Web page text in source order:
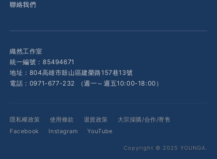
聯絡我們
織然工作室
統一編號：85494671
地址：804高雄市鼓山區建榮路157巷13號
電話：0971-677-232 （週一～週五10:00-18:00）
隱私權政策 使用條款 退貨政策
大宗採購/合作/寄售
Facebook
Instagram YouTube
Copyright © 2025 YOUNGA.